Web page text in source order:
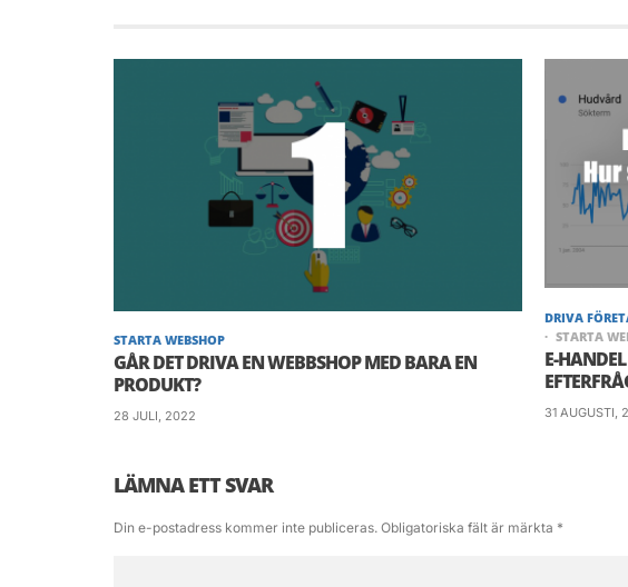
STARTA WEBSHOP
GÅR DET DRIVA EN WEBBSHOP MED BARA EN
PRODUKT?
28 JULI, 2022
DRIVA
STARTA
E-
31 AUGUSTI,
LÄMNA ETT SVAR
Din e-postadress kommer inte publiceras. Obligatoriska fält är märkta *